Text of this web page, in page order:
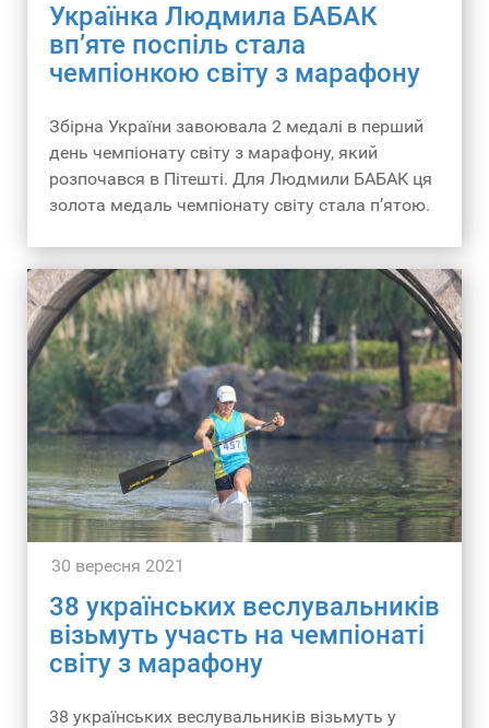
Українка Людмила БАБАК
вп’яте поспіль стала
чемпіонкою світу з марафону
Збірна України завоювала 2 медалі в перший
день чемпіонату світу з марафону, який
розпочався в Пітешті. Для Людмили БАБАК ця
золота медаль чемпіонату світу стала п’ятою.
30 вересня 2021
38 українських веслувальників
візьмуть участь на чемпіонаті
світу з марафону
38 українських веслувальників візьмуть у